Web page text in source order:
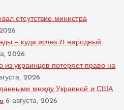
отсутствие министра
— куда исчез 71 народный
2026
украинцев потеряет право на
2026
между Украиной и США
6 августа, 2026